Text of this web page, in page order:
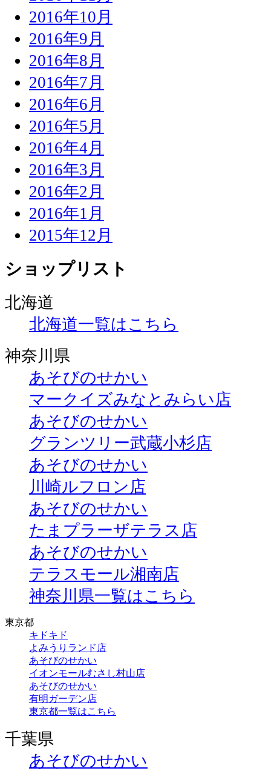
2016年10月
2016年9月
2016年8月
2016年7月
2016年6月
2016年5月
2016年4月
2016年3月
2016年2月
2016年1月
2015年12月
ショップリスト
北海道
北海道一覧はこちら
神奈川県
あそびのせかい
マークイズみなとみらい店
あそびのせかい
グランツリー武蔵小杉店
あそびのせかい
川崎ルフロン店
あそびのせかい
たまプラーザテラス店
あそびのせかい
テラスモール湘南店
神奈川県一覧はこちら
東京都
キドキド
よみうりランド店
あそびのせかい
イオンモールむさし村山店
あそびのせかい
有明ガーデン店
東京都一覧はこちら
千葉県
あそびのせかい